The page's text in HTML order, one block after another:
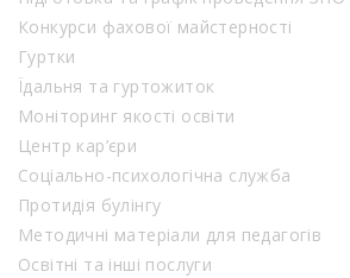
Конкурси фахової майстерності
Гуртки
Їдальня та гуртожиток
Моніторинг якості освіти
Центр кар’єри
Соціально-психологічна служба
Протидія булінгу
Методичні матеріали для педагогів
Освітні та інші послуги